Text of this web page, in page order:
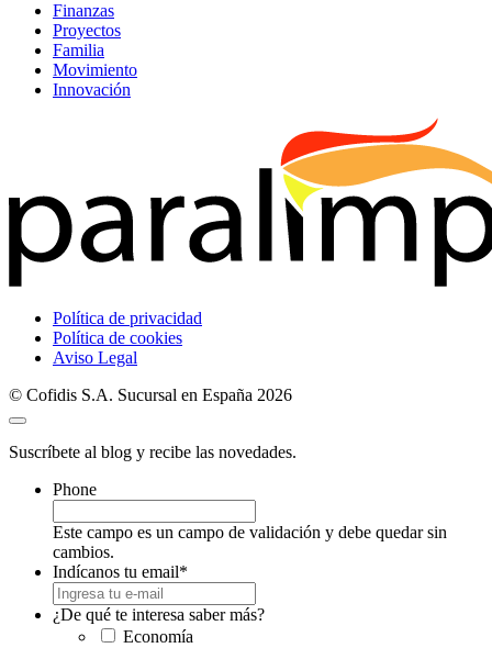
Finanzas
Proyectos
Familia
Movimiento
Innovación
Política de privacidad
Política de cookies
Aviso Legal
© Cofidis S.A. Sucursal en España 2026
Suscríbete al blog y recibe las novedades.
Phone
Este campo es un campo de validación y debe quedar sin
cambios.
Indícanos tu email*
¿De qué te interesa saber más?
Economía